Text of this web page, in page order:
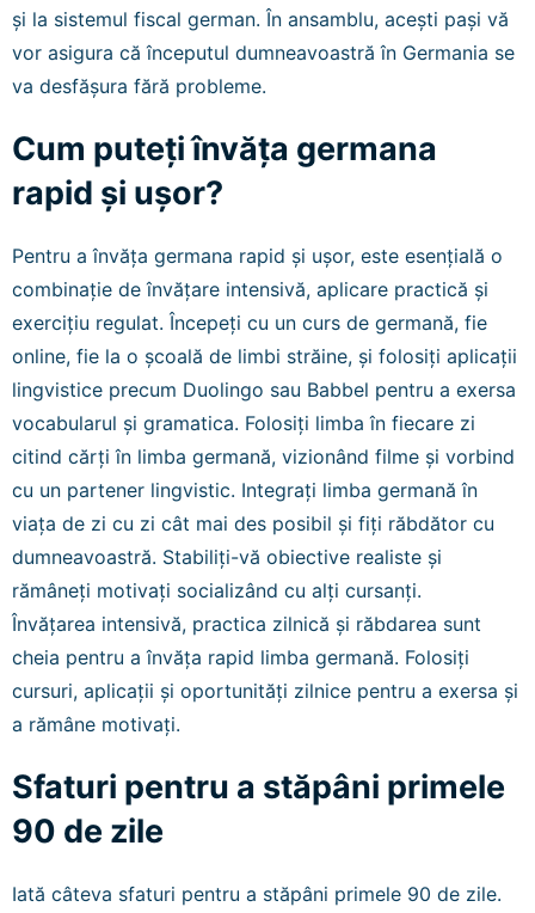
și la sistemul fiscal german. În ansamblu, acești pași vă
vor asigura că începutul dumneavoastră în Germania se
va desfășura fără probleme.
Cum puteți învăța germana
rapid și ușor?
Pentru a învăța germana rapid și ușor, este esențială o
combinație de învățare intensivă, aplicare practică și
exercițiu regulat. Începeți cu un curs de germană, fie
online, fie la o școală de limbi străine, și folosiți aplicații
lingvistice precum Duolingo sau Babbel pentru a exersa
vocabularul și gramatica. Folosiți limba în fiecare zi
citind cărți în limba germană, vizionând filme și vorbind
cu un partener lingvistic. Integrați limba germană în
viața de zi cu zi cât mai des posibil și fiți răbdător cu
dumneavoastră. Stabiliți-vă obiective realiste și
rămâneți motivați socializând cu alți cursanți.
Învățarea intensivă, practica zilnică și răbdarea sunt
cheia pentru a învăța rapid limba germană. Folosiți
cursuri, aplicații și oportunități zilnice pentru a exersa și
a rămâne motivați.
Sfaturi pentru a stăpâni primele
90 de zile
Iată câteva sfaturi pentru a stăpâni primele 90 de zile.